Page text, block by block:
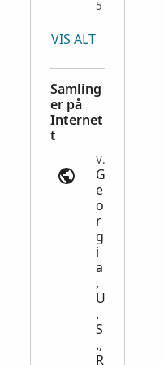
5
VIS ALT
Samling
er på
Internet
t
Voting Records | ancestry.com
G
e
o
r
g
i
a
,
U
.
S
.,
R